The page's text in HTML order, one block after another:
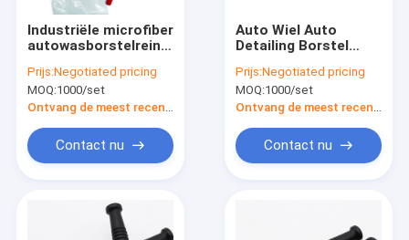
Industriële microfiber
autowasborstelreiniging
Prijs:Negotiated pricing
MOQ:1000/set
Contact nu
Auto Wiel Auto
Detailing Borstel
Zacht Met
Korte/Lange Steel
Prijs:Negotiated pricing
MOQ:1000/set
Contact nu